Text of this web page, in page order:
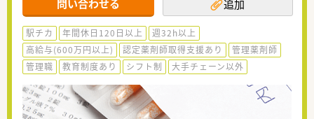
問い合わせる 追加
駅チカ 年間休日120日以上
週32h以上
高給与(600万円以上)
認定薬剤師取得支援あり
管理薬剤師
管理職
教育制度あり シフト制 大手チェーン以外